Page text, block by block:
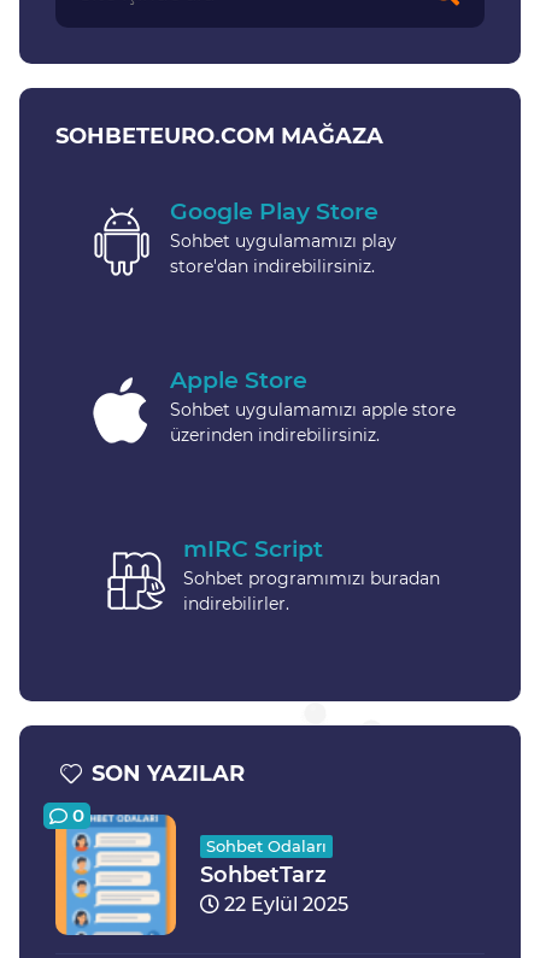
SOHBETEURO.COM MAĞAZA
Google Play Store
Sohbet uygulamamızı play
store'dan indirebilirsiniz.
Apple Store
Sohbet uygulamamızı apple store
üzerinden indirebilirsiniz.
mIRC Script
Sohbet programımızı buradan
indirebilirler.
SON YAZILAR
0
Sohbet Odaları
SohbetTarz
22 Eylül 2025